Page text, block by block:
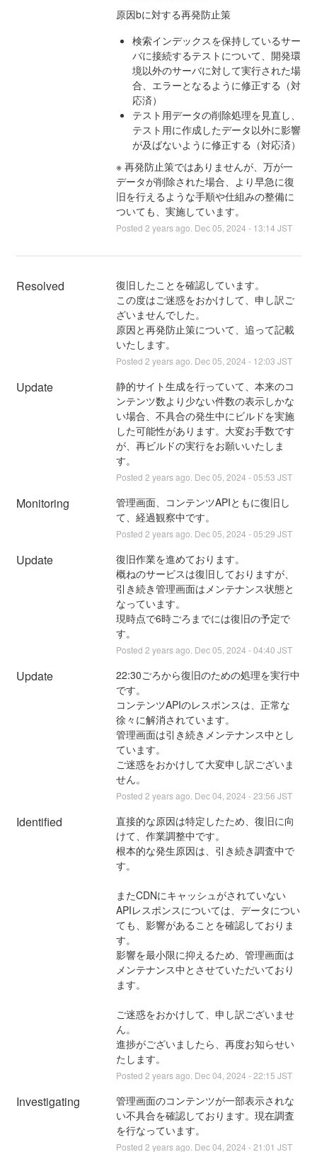
原因bに対する再発防止策
検索インデックスを保持しているサー
バに接続するテストについて、開発環
境以外のサーバに対して実行された場
合、エラーとなるように修正する（対
応済）
テスト用データの削除処理を見直し、
テスト用に作成したデータ以外に影響
が及ばないように修正する（対応済）
※ 再発防止策ではありませんが、万が一
データが削除された場合、より早急に復
旧を行えるような手順や仕組みの整備に
ついても、実施しています。
Posted 2 years ago. Dec05 2024 - 13:14 JST
Resolved
復旧したことを確認しています。
この度はご迷惑をおかけして、申し訳ご
ざいませんでした。
原因と再発防止策について、追って記載
いたします。
Posted 2 years ago. Dec05 2024 - 12:03 JST
Update
静的サイト生成を行っていて、本来のコ
ンテンツ数より少ない件数の表示しかな
い場合、不具合の発生中にビルドを実施
した可能性があります。大変お手数です
が、再ビルドの実行をお願いいたしま
す。
Posted 2 years ago. Dec05 2024 -05:53 JST
Monitoring
管理画面、コンテンツAPIともに復旧し
て、経過観察中です。
Posted 2 years ago. Dec05 2024 -05:29 JST
Update
復旧作業を進めております。
概ねのサービスは復旧しておりますが、
引き続き管理画面はメンテナンス状態と
なっています。
現時点で6時ごろまでには復旧の予定で
す。
Posted 2 years ago. Dec05 2024 -04:40 JST
Update
22:30ごろから復旧のための処理を実行中
です。
コンテンツAPIのレスポンスは、正常な
徐々に解消されています。
管理画面は引き続きメンテナンス中とし
ています。
ご迷惑をおかけして大変申し訳ございま
せん。
Posted 2 years ago. Dec04 2024 -23:56 JST
Identified
直接的な原因は特定したため、復旧に向
けて、作業調整中です。
根本的な発生原因は、引き続き調査中で
す。
またCDNにキャッシュがされていない
APIレスポンスについては、データについ
ても、影響があることを確認しておりま
す。
影響を最小限に抑えるため、管理画面は
メンテナンス中とさせていただいており
ます。
ご迷惑をおかけして、申し訳ございませ
ん。
進捗がございましたら、再度お知らせい
たします。
Posted 2 years ago. Dec04 2024 -22:15 JST
Investigating
管理画面のコンテンツが一部表示されな
い不具合を確認しております。現在調査
を行なっています。
Posted 2 years ago. Dec04 2024 -21:01 JST